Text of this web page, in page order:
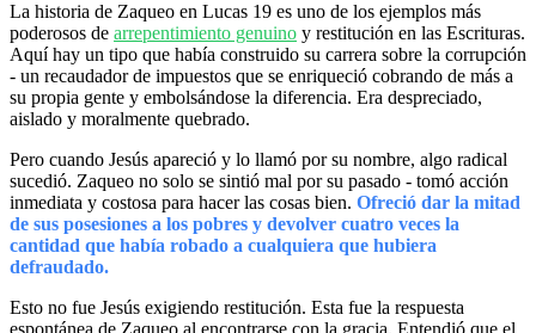
La historia de Zaqueo en Lucas 19 es uno de los ejemplos más
poderosos de arrepentimiento genuino y restitución en las Escrituras.
Aquí hay un tipo que había construido su carrera sobre la corrupción
- un recaudador de impuestos que se enriqueció cobrando de más a
su propia gente y embolsándose la diferencia. Era despreciado,
aislado y moralmente quebrado.
Pero cuando Jesús apareció y lo llamó por su nombre, algo radical
sucedió. Zaqueo no solo se sintió mal por su pasado - tomó acción
inmediata y costosa para hacer las cosas bien. Ofreció dar la mitad
de sus posesiones a los pobres y devolver cuatro veces la
cantidad que había robado a cualquiera que hubiera
defraudado.
Esto no fue Jesús exigiendo restitución. Esta fue la respuesta